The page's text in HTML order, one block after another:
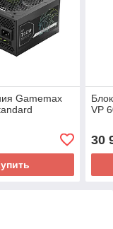
Gamemax
VP
30